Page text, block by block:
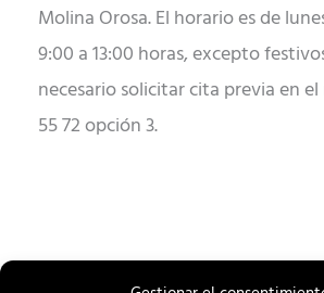
Molina Orosa. El horario es de
9:00 a 13:00 horas, excepto
necesario solicitar cita previa en
55 72 opción 3.